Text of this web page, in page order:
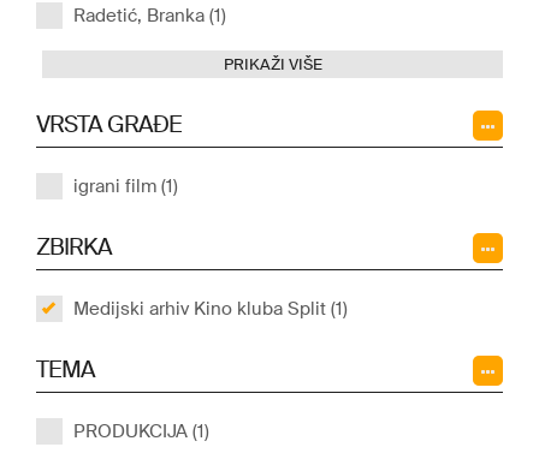
Radetić, Branka (1)
PRIKAŽI VIŠE
VRSTA GRAĐE
igrani film (1)
ZBIRKA
Medijski arhiv Kino kluba Split (1)
TEMA
PRODUKCIJA (1)